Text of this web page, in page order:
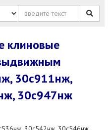
клиновые
30с911нж,
30с947нж